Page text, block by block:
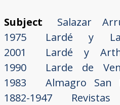
Subject
Salazar
1975
Lardé y
2001
Lardé y
1990
Larde de
1983
Almagro San
1882-1947